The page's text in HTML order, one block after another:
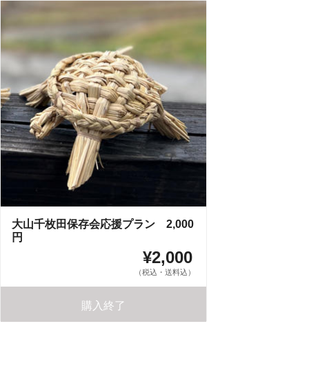
大山千枚田保存会応援プラン 2,000
円
¥2,000
（税込・送料込）
購入終了